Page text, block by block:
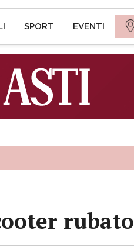
SPORT EVENTI
rubato